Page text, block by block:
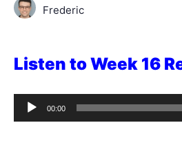
Frederic
Listen to Week 16
Audio
Player
00:00